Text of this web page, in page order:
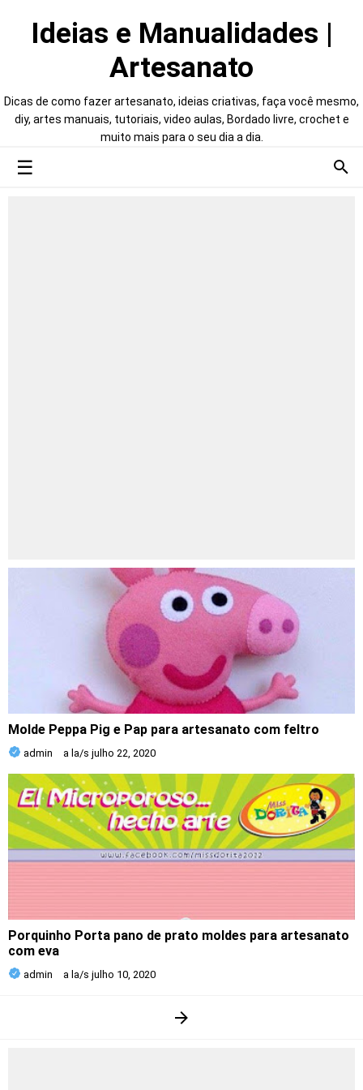
Ideias e Manualidades |
Artesanato
Dicas de como fazer artesanato, ideias criativas, faça você mesmo,
diy, artes manuais, tutoriais, video aulas, Bordado livre, crochet e
muito mais para o seu dia a dia.
Molde Peppa Pig e Pap para artesanato com feltro
admin a la/s julho 22, 2020
Porquinho Porta pano de prato moldes para artesanato
com eva
admin a la/s julho 10, 2020